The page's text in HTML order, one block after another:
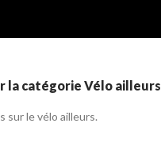
la catégorie Vélo ailleurs
sur le vélo ailleurs.